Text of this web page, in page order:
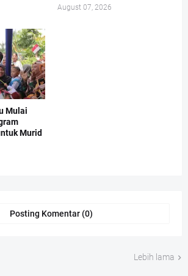
August 07, 2026
Mulai
Murid
Posting Komentar (0)
Lebih lama